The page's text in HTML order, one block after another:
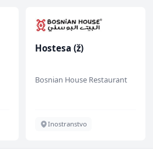
Hostesa (ž)
Bosnian House Restaurant
Inostranstvo